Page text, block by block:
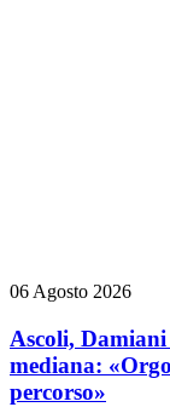
06 Agosto 2026
Ascoli,
mediana:
percorso»